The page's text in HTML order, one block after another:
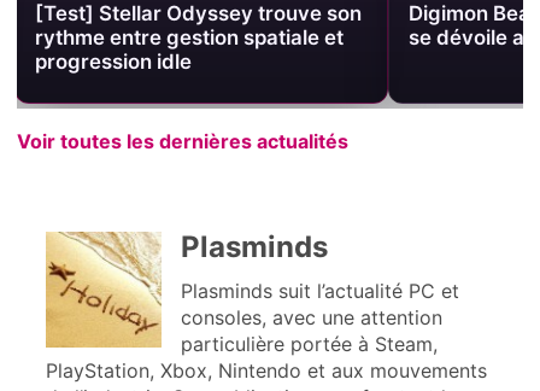
Digimon Beatbreak : l’arc Asuka
se dévoile avec un visuel officiel
[Test]
musée FMV
Voir toutes les dernières actualités
Plasminds
Plasminds suit l’actualité PC et
consoles, avec une attention
particulière portée à Steam,
PlayStation, Xbox, Nintendo et aux mouvements